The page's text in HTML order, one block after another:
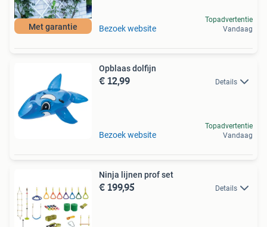
Met garantie Bezoek website
Topadvertentie
Vandaag
Opblaas dolfijn
€ 12,99 Details
Bezoek website
Topadvertentie
Vandaag
Ninja lijnen prof set
€ 199,95 Details